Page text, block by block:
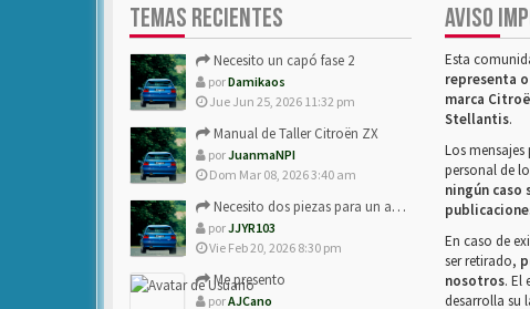
TEMAS RECIENTES
Necesito un capó fase 2
porDamikaos
Jue Jun 25, 2026 11:32 pm
Manual de Taller Citroën ZX
porJuanmaNPI
Dom Mar 08, 2026 3:40 am
Necesito dos piezas para un amigo con ZX.
porJJYR103
Vie Feb 20, 2026 8:30 pm
Me presento
porAJCano
AVISO
Esta
representa
marca
Stellantis.
Los
personal de
ningún caso
En caso de
ser retirado,
nosotros. El
desarrolla su